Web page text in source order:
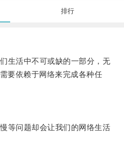
排行
活中不可或缺的一部分，无
要依赖于网络来完成各种任
问题却会让我们的网络生活